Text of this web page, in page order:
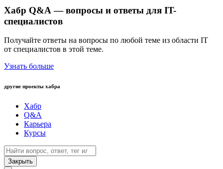
Хабр Q&A — вопросы и ответы для IT-
специалистов
Получайте ответы на вопросы по любой теме из области IT
от специалистов в этой теме.
Узнать больше
другие проекты хабра
Хабр
Q&A
Карьера
Курсы
Закрыть